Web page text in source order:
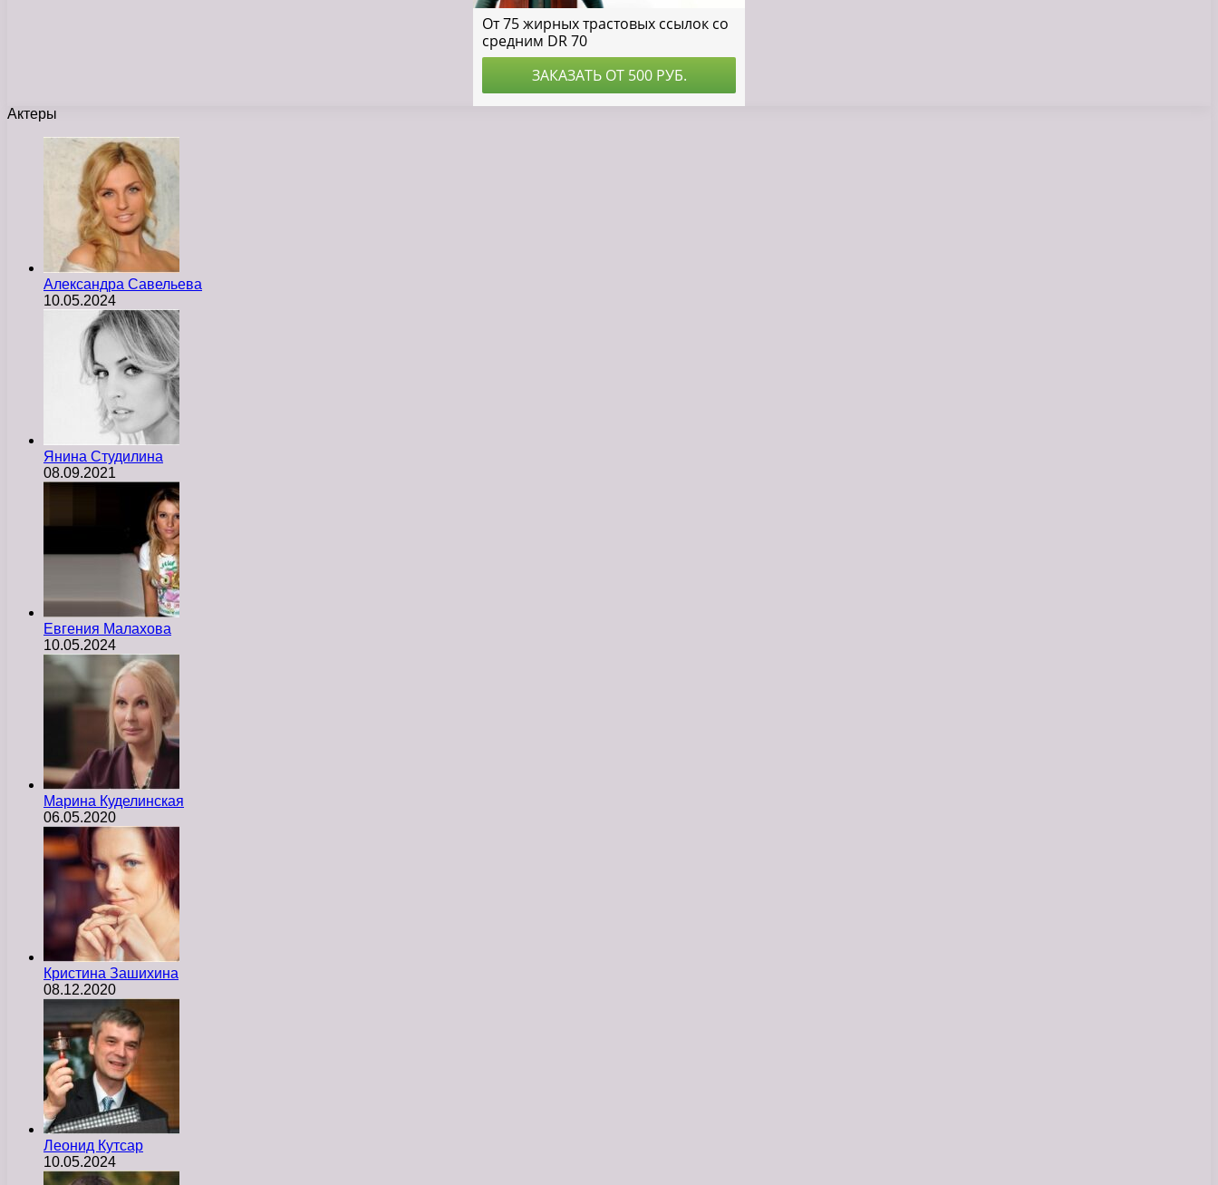
Актеры
Александра Савельева
10.05.2024
Янина Студилина
08.09.2021
Евгения Малахова
10.05.2024
Марина Куделинская
06.05.2020
Кристина Зашихина
08.12.2020
Леонид Кутсар
10.05.2024